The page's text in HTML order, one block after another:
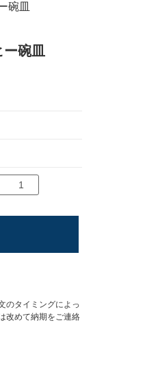
碗皿
碗皿
のタイミングによっ
改めて納期をご連絡